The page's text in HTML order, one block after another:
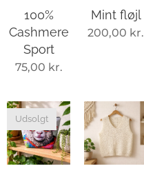
100%
Cashmere
Sport
75,00 kr.
Mint fløjl
200,00 kr.
Udsolgt